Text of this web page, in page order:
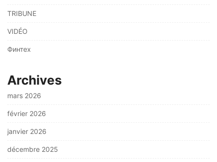
TRIBUNE
VIDÉO
Финтех
Archives
mars 2026
février 2026
janvier 2026
décembre 2025